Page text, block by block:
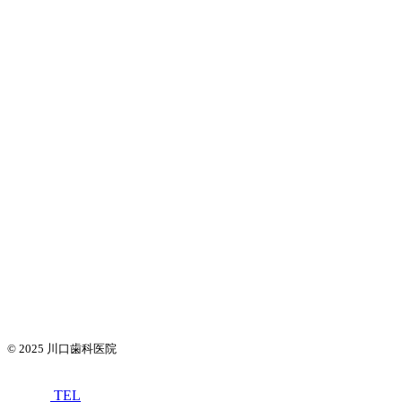
© 2025 川口歯科医院
TEL